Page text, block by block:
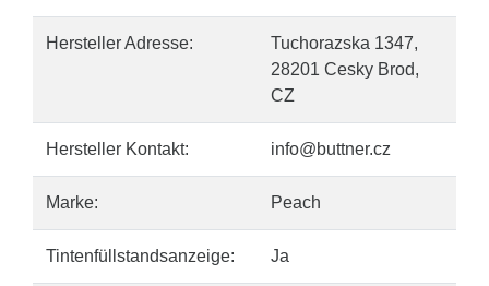
Hersteller Adresse:
Tuchorazska 1347,
28201 Cesky Brod,
CZ
Hersteller Kontakt: info@buttner.cz
Marke: Peach
Tintenfüllstandsanzeige: Ja